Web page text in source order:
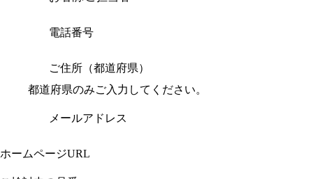
電話番号
ご住所（都道府県）
都道府県のみご入力してください。
メールアドレス
ホームページURL